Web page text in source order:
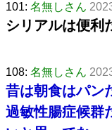
101: 名無しさん
シリアルは便利
108: 名無しさん
昔は朝食はパン
過敏性腸症候群